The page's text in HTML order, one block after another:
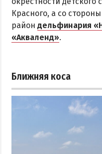
Красного, а со
район дельфинария
«Акваленд».
Ближняя коса